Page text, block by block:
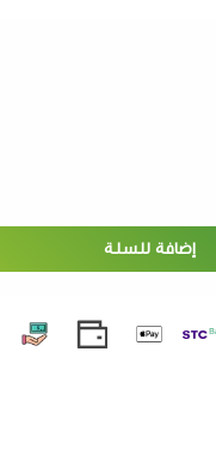
إضافة للسلة